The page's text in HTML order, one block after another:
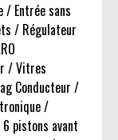
Entrée sans
/ Régulateur
/ Vitres
Conducteur /
/
6 pistons avant